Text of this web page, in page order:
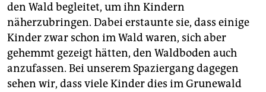
den Wald begleitet, um ihn Kindern
näherzubringen. Dabei erstaunte sie, dass einige
Kinder zwar schon im Wald waren, sich aber
gehemmt gezeigt hätten, den Waldboden auch
anzufassen. Bei unserem Spaziergang dagegen
sehen wir, dass viele Kinder dies im Grunewald